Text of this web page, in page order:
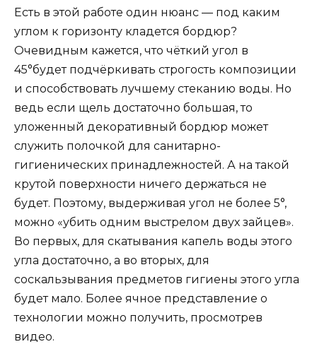
Есть в этой работе один нюанс — под каким
углом к горизонту кладется бордюр?
Очевидным кажется, что чёткий угол в
45°будет подчёркивать строгость композиции
и способствовать лучшему стеканию воды. Но
ведь если щель достаточно большая, то
уложенный декоративный бордюр может
служить полочкой для санитарно-
гигиенических принадлежностей. А на такой
крутой поверхности ничего держаться не
будет. Поэтому, выдерживая угол не более 5°,
можно «убить одним выстрелом двух зайцев».
Во первых, для скатывания капель воды этого
угла достаточно, а во вторых, для
соскальзывания предметов гигиены этого угла
будет мало. Более ячное представление о
технологии можно получить, просмотрев
видео.